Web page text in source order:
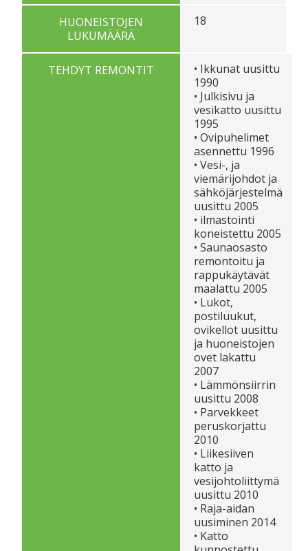
HUONEISTOJEN
LUKUMÄÄRÄ
18
TEHDYT REMONTIT
• Ikkunat uusittu
1990
• Julkisivu ja
vesikatto uusittu
1995
• Ovipuhelimet
asennettu 1996
• Vesi-, ja
viemärijohdot ja
sähköjärjestelmä
uusittu 2005
• ilmastointi
koneistettu 2005
• Saunaosasto
remontoitu ja
rappukäytävät
maalattu 2005
• Lukot,
postiluukut,
ovikellot uusittu
ja huoneistojen
ovet lakattu
2007
• Lämmönsiirrin
uusittu 2008
• Parvekkeet
peruskorjattu
2010
• Liikesiiven
katto ja
vesijohtoliittymä
uusittu 2010
• Raja-aidan
uusiminen 2014
• Katto